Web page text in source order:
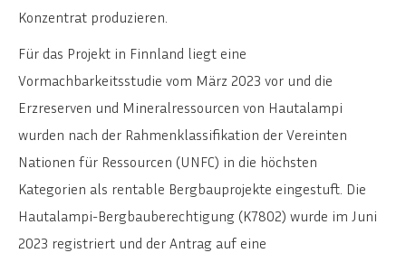
Konzentrat produzieren.
Für das Projekt in Finnland liegt eine
Vormachbarkeitsstudie vom März 2023 vor und die
Erzreserven und Mineralressourcen von Hautalampi
wurden nach der Rahmenklassifikation der Vereinten
Nationen für Ressourcen (UNFC) in die höchsten
Kategorien als rentable Bergbauprojekte eingestuft. Die
Hautalampi-Bergbauberechtigung (K7802) wurde im Juni
2023 registriert und der Antrag auf eine